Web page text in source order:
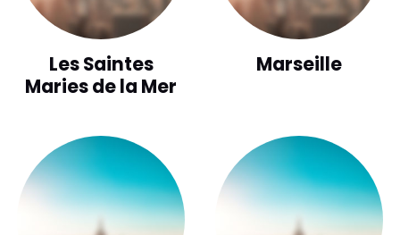
Les Saintes
Maries de la Mer
Marseille